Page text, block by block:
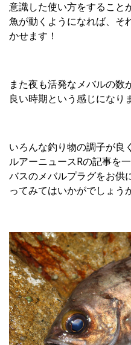
意識した使い方をすること
魚が動くようになれば、そ
かせます！
また夜も活発なメバルの数
良い時期という感じになり
いろんな釣り物の調子が良
ルアーニュースRの記事を
バスのメバルプラグをお供
ってみてはいかがでしょう